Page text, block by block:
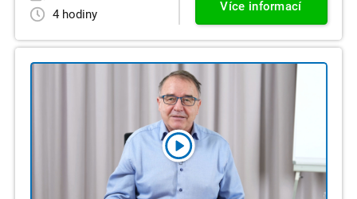
4 hodiny
Více informací